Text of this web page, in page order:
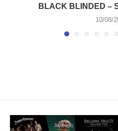
BLACK BLINDED –
10/08/